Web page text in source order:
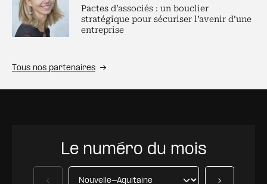
Pactes d’associés : un bouclier
stratégique pour sécuriser l’avenir d’une
entreprise
Tous nos partenaires
Le numéro du mois